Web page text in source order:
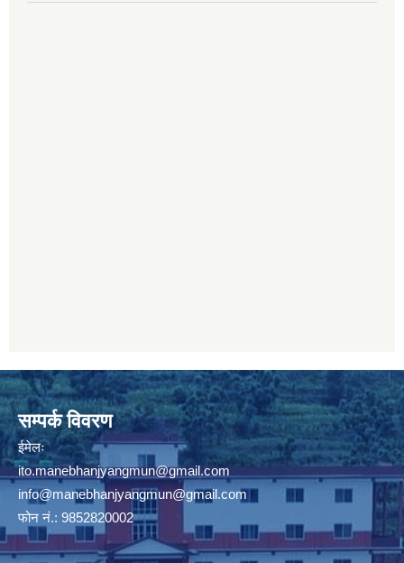
सम्पर्क विवरण
ईमेलः
ito.manebhanjyangmun@gmail.com
info@manebhanjyangmun@gmail.com
फोन नं.: 9852820002